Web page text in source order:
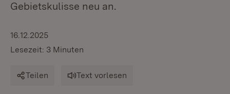
Gebietskulisse neu an.
16.12.2025
Lesezeit: 3 Minuten
Teilen Text vorlesen